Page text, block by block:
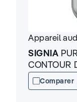
Appareil
SIGNIA
CONTOUR
Comparer